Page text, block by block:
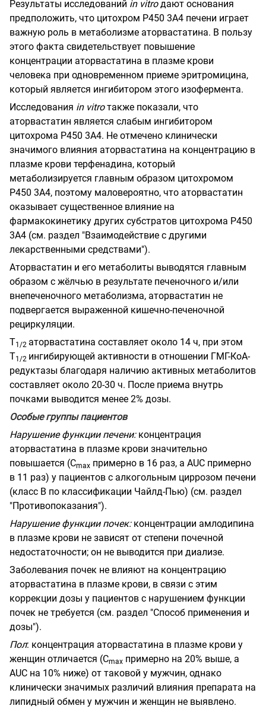
Результаты исследований in vitroдают основания
предположить, что цитохром Р450 3А4 печени играет
важную роль в метаболизме аторвастатина. В пользу
этого факта свидетельствует повышение
концентрации аторвастатина в плазме крови
человека при одновременном приеме эритромицина,
который является ингибитором этого изофермента.
Исследования invitroтакже показали, что
аторвастатин является слабым ингибитором
цитохрома Р450 3А4. Не отмечено клинически
значимого влияния аторвастатина на концентрацию в
плазме крови терфенадина, который
метаболизируется главным образом цитохромом
Р450 3А4, поэтому маловероятно, что аторвастатин
оказывает существенное влияние на
фармакокинетику других субстратов цитохрома Р450
3А4 (см. раздел "Взаимодействие с другими
лекарственными средствами").
Аторвастатин и его метаболиты выводятся главным
образом с жёлчью в результате печеночного и/или
внепеченочного метаболизма, аторвастатин не
подвергается выраженной кишечно-печеночной
рециркуляции.
Т1/2 аторвастатина составляет около 14 ч, при этом
Т1/2 ингибирующей активности в отношении ГМГ-КоА-
редуктазы благодаря наличию активных метаболитов
составляет около 20-30 ч. После приема внутрь
почками выводится менее 2% дозы.
Особые группы пациентов
Нарушение функции печени:концентрация
аторвастатина в плазме крови значительно
повышается (Сmах примерно в 16 раз, a AUC примерно
в 11 раз) у пациентов с алкогольным циррозом печени
(класс В по классификации Чайлд-Пью) (см. раздел
"Противопоказания").
Нарушение функции почек:концентрации амлодипина
в плазме крови не зависят от степени почечной
недостаточности; он не выводится при диализе.
Заболевания почек не влияют на концентрацию
аторвастатина в плазме крови, в связи с этим
коррекции дозы у пациентов с нарушением функции
почек не требуется (см. раздел "Способ применения и
дозы").
Пол: концентрация аторвастатина в плазме крови у
женщин отличается (Сmах примерно на 20% выше, a
AUC на 10% ниже) от таковой у мужчин, однако
клинически значимых различий влияния препарата на
липидный обмен у мужчин и женщин не выявлено.